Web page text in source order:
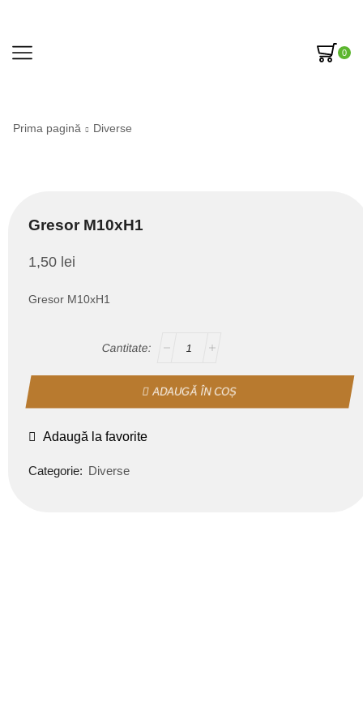
0
Prima pagină Diverse
Gresor M10xH1
1,50 lei
Gresor M10xH1
ADAUGĂ ÎN COȘ
Adaugă la favorite
Categorie: Diverse